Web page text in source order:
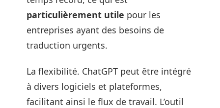
particulièrement utile pour les
entreprises ayant des besoins de
traduction urgents.
La flexibilité. ChatGPT peut être intégré
à divers logiciels et plateformes,
facilitant ainsi le flux de travail. L’outil